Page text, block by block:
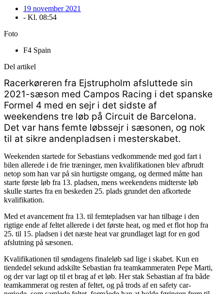
19 november 2021
- Kl. 08:54
Foto
F4 Spain
Del artikel
Racerkøreren fra Ejstrupholm afsluttede sin
2021-sæson med Campos Racing i det spanske
Formel 4 med en sejr i det sidste af
weekendens tre løb på Circuit de Barcelona.
Det var hans femte løbssejr i sæsonen, og nok
til at sikre andenpladsen i mesterskabet.
Weekenden startede for Sebastians vedkommende med god fart i
bilen allerede i de frie træninger, men kvalifikationen blev afbrudt
netop som han var på sin hurtigste omgang, og dermed måtte han
starte første løb fra 13. pladsen, mens weekendens midterste løb
skulle startes fra en beskeden 25. plads grundet den afkortede
kvalifikation.
Med et avancement fra 13. til femtepladsen var han tilbage i den
rigtige ende af feltet allerede i det første heat, og med et flot hop fra
25. til 15. pladsen i det næste heat var grundlaget lagt for en god
afslutning på sæsonen.
Kvalifikationen til søndagens finaleløb sad lige i skabet. Kun en
tiendedel sekund adskilte Sebastian fra teamkammeraten Pepe Marti,
og der var lagt op til et brag af et løb. Her stak Sebastian af fra både
teamkammerat og resten af feltet, og på trods af en safety car-